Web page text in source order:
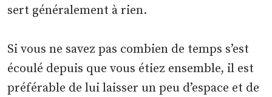
sert généralement à rien.
Si vous ne savez pas combien de temps s’est
écoulé depuis que vous étiez ensemble, il est
préférable de lui laisser un peu d’espace et de